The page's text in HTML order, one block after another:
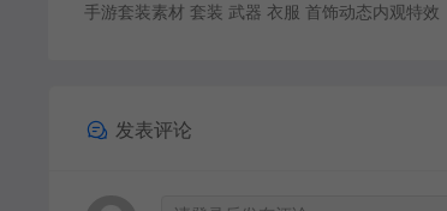
手游套装素材 套装 武器 衣服 首饰动态内观特效
发表评论